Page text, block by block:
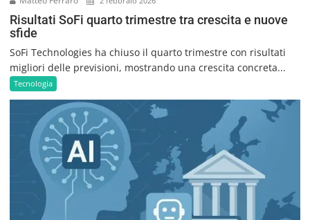
Risultati SoFi quarto trimestre tra crescita e nuove
sfide
SoFi Technologies ha chiuso il quarto trimestre con risultati
migliori delle previsioni, mostrando una crescita concreta...
Tecnologia